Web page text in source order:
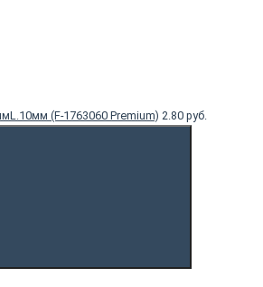
(F-1763060 Premium) 2.80 руб.